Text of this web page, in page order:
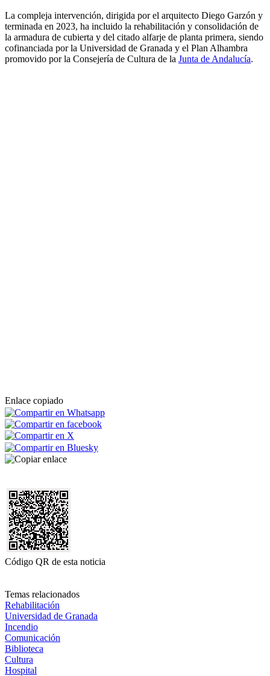
La compleja intervención, dirigida por el arquitecto Diego Garzón y
terminada en 2023, ha incluido la rehabilitación y consolidación de
la armadura de cubierta y del citado alfarje de planta primera, siendo
cofinanciada por la Universidad de Granada y el Plan Alhambra
promovido por la Consejería de Cultura de la Junta de Andalucía.
Enlace copiado
Código QR de esta noticia
Temas relacionados
Rehabilitación
Universidad de Granada
Incendio
Comunicación
Biblioteca
Cultura
Hospital